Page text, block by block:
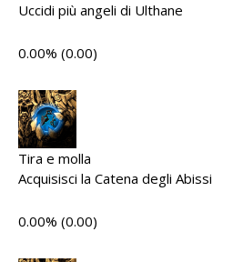
Uccidi più angeli di Ulthane
0.00% (0.00)
Tira e molla
Acquisisci la Catena degli Abissi
0.00% (0.00)